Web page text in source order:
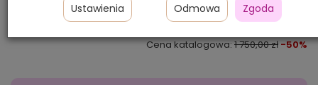
875,00 zł
Cena katalogowa:1 750,00 zł-50%
Ustawienia Odmowa Zgoda